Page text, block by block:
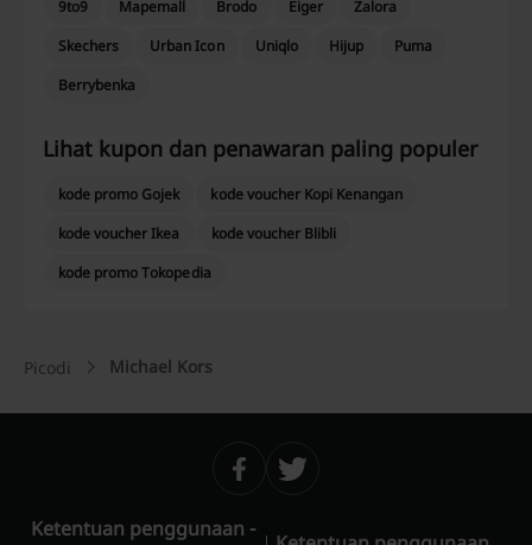
9to9 Mapemall Brodo Eiger
Zalora
Skechers
Urban Icon Uniqlo Hijup
Puma
Berrybenka
Lihat kupon dan penawaran paling populer
kode promo Gojek
kode voucher Kopi Kenangan
kode voucher Ikea
kode voucher Blibli
kode promo Tokopedia
Picodi Michael Kors
Ketentuan penggunaan -